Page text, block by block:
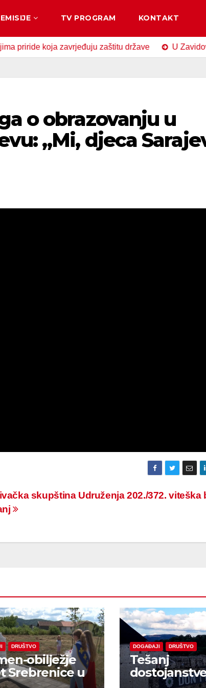
EMISIJE TV PROGRAM KONTAKT
koja zavrjeđuju zaštitu države U
o obrazovanju u
„Mi, djeca
skupština Udruženja 202./372. viteška
DRUŠTVO
obilježje
Srebrenice u
DOGAĐAJI DRUŠTVO
Tešanj